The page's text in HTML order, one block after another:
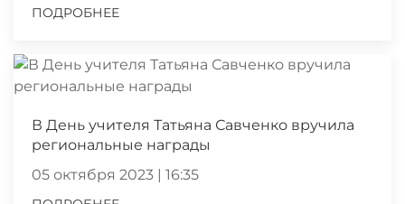
ПОДРОБНЕЕ
В День учителя Татьяна Савченко вручила
региональные награды
05 октября 2023 | 16:35